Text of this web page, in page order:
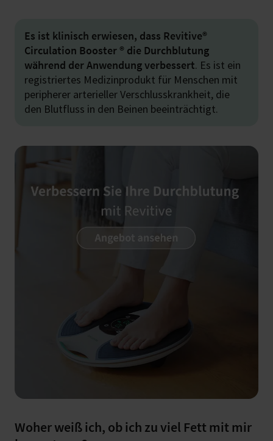
Es ist klinisch erwiesen, dass Revitive®
Circulation Booster ® die Durchblutung
während der Anwendung verbessert. Es ist ein
registriertes Medizinprodukt für Menschen mit
peripherer arterieller Verschlusskrankheit, die
den Blutfluss in den Beinen beeinträchtigt.
Woher weiß ich, ob ich zu viel Fett mit mir